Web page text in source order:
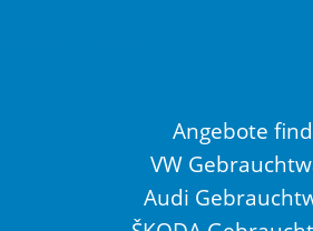
Angebote
VW
Audi